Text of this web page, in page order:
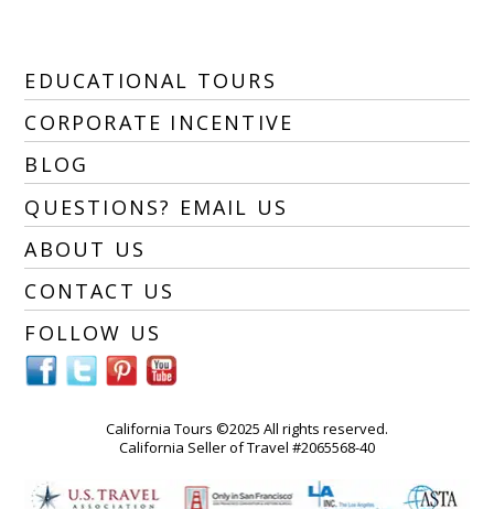
EDUCATIONAL TOURS
CORPORATE INCENTIVE
BLOG
QUESTIONS? EMAIL US
ABOUT US
CONTACT US
FOLLOW US
California Tours ©2025 All rights reserved.
California Seller of Travel #2065568-40